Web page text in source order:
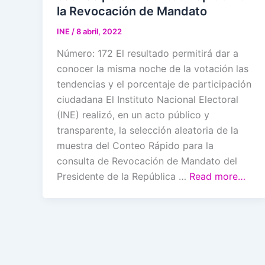
la Revocación de Mandato
INE /8 abril, 2022
Número: 172 El resultado permitirá dar a
conocer la misma noche de la votación las
tendencias y el porcentaje de participación
ciudadana El Instituto Nacional Electoral
(INE) realizó, en un acto público y
transparente, la selección aleatoria de la
muestra del Conteo Rápido para la
consulta de Revocación de Mandato del
Presidente de la República … Read more…